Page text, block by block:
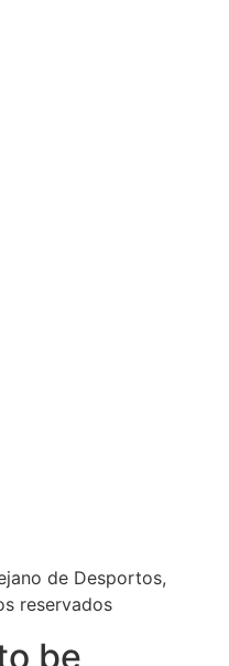
de Desportos,
reservados
be